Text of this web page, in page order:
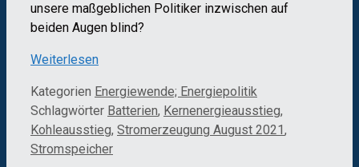
unsere maßgeblichen Politiker inzwischen auf
beiden Augen blind?
Weiterlesen
Kategorien Energiewende; Energiepolitik
Schlagwörter Batterien, Kernenergieausstieg,
Kohleausstieg, Stromerzeugung August 2021,
Stromspeicher